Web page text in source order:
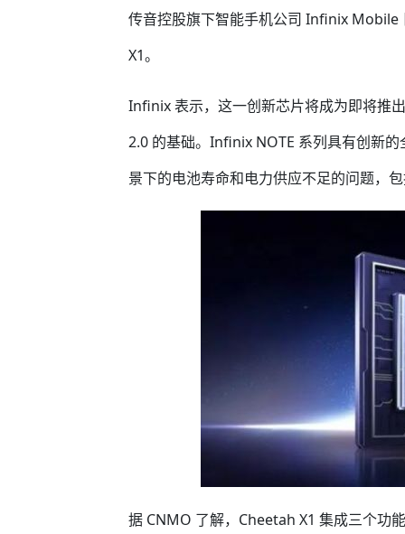
传音控股旗下智能手机公司 Infinix Mobile
X1。
Infinix 表示，这一创新芯片将成为即将推
2.0 的基础。Infinix NOTE 系列具有创新
景下的电池寿命和电力供应不足的问题，
据 CNMO 了解，Cheetah X1 集成三个功